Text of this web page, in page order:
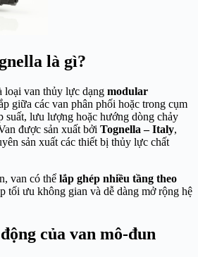
là gì?
loại van thủy lực dạng modular
giữa các van phân phối hoặc trong cụm
suất, lưu lượng hoặc hướng dòng chảy
được sản xuất bởi Tognella – Italy,
sản xuất các thiết bị thủy lực chất
van có thể lắp ghép nhiều tầng theo
tối ưu không gian và dễ dàng mở rộng hệ
của van mô-đun